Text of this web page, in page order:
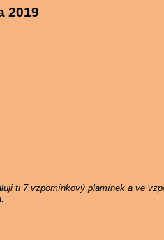
2019
ti 7.vzpomínkový plamínek a ve